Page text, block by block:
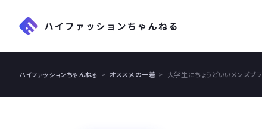
ハイファッションちゃんねる オススメの一着 大学生にちょうどいいメンズブ